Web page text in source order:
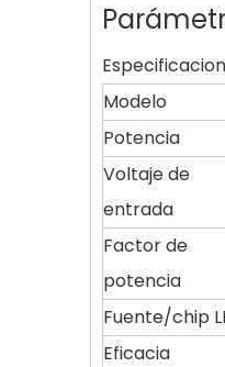
Modelo
Potencia
Voltaje de
entrada
Factor de
potencia
Fuente/chip
Eficacia